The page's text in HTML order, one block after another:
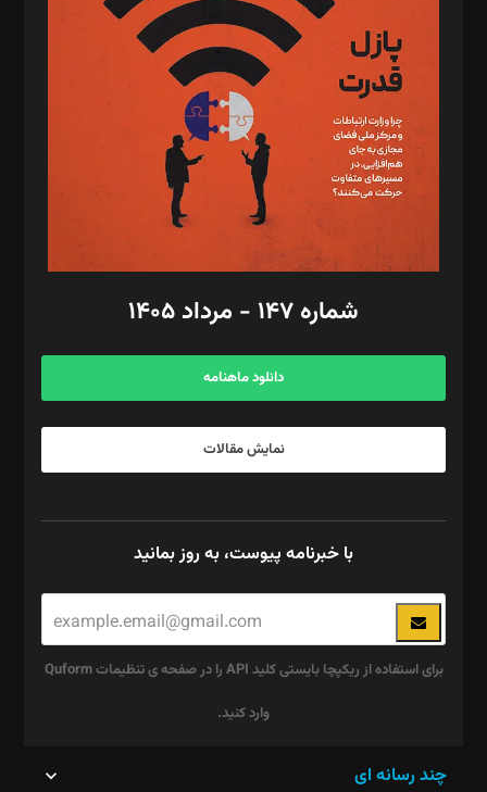
تحریریه‌: مجتبی محمود‌ی، آرش برهمند، یسنا امان‌پور، سروش کرمیان،
مصطفی مسجدی آرانی، ابوالفضل رجبی، زهرا فکرانه، فائزه فتحی
رستمی،مصطفی باستان
ویرایش: نگار استاد‌‌آقا
طراح یونیفرم: مجید توکلی
فیلمبرداری و عکاسی: امیر شفیعی، مانی لطفی زاده
گرافیک و صفحه‌آرایی: سید‌سبحان‌علی ثابت
مد‌یر توسعه تجاری: کامبیز برید‌
امور مالی: شاپور رهبری، محمد‌ کاظمی‌نیا
آگهی و مشترکین: ۰۹۱۹۹۹۹۰۴۵۴
شماره ۱۴۷ - مرداد ۱۴۰۵
دانلود ماهنامه
نمایش مقالات
با خبرنامه پیوست، به روز بمانید
برای استفاده از ریکپچا بایستی کلید API را در صفحه ی تنظیمات Quform
وارد کنید.
چند رسانه ای